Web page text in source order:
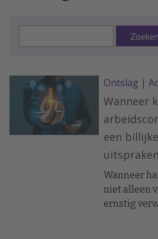
Zoeken
Ontslag |
Wanneer
een
Wanneer
niet alleen
ernstig